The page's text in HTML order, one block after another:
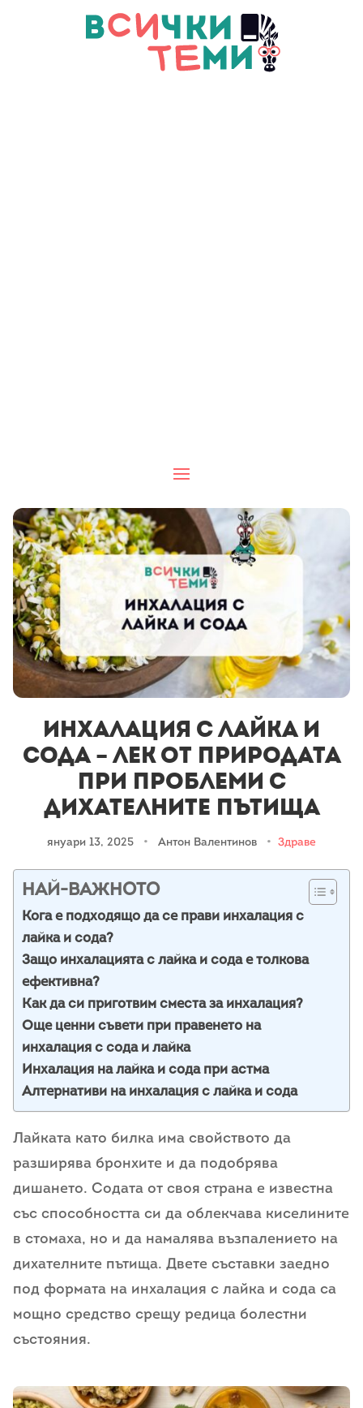
Инхалация с лайка и
сода – лек от природата
при проблеми с
дихателните пътища
януари 13, 2025 • Антон Валентинов • Здраве
НАЙ-ВАЖНОТО
Кога е подходящо да се прави инхалация с
лайка и сода?
Защо инхалацията с лайка и сода е толкова
ефективна?
Как да си приготвим сместа за инхалация?
Още ценни съвети при правенето на
инхалация с сода и лайка
Инхалация на лайка и сода при астма
Алтернативи на инхалация с лайка и сода
Лайката като билка има свойството да
разширява бронхите и да подобрява
дишането. Содата от своя страна е известна
със способността си да облекчава киселините
в стомаха, но и да намалява възпалението на
дихателните пътища. Двете съставки заедно
под формата на инхалация с лайка и сода са
мощно средство срещу редица болестни
състояния.